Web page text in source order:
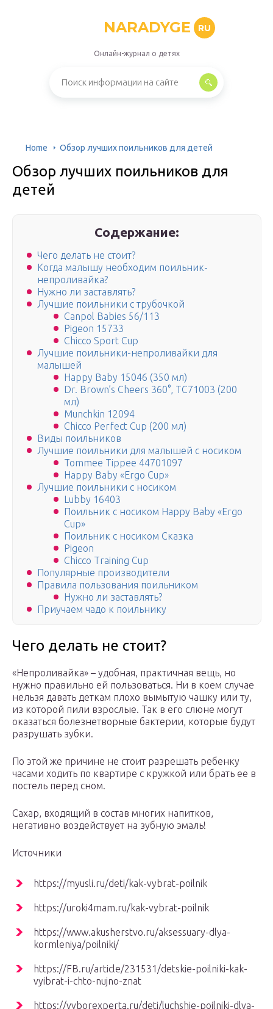
NARADYGE RU
Онлайн-журнал о детях
Home Обзор лучших поильников для детей
Обзор лучших поильников для
детей
Содержание:
Чего делать не стоит?
Когда малышу необходим поильник-
непроливайка?
Нужно ли заставлять?
Лучшие поильники с трубочкой
Canpol Babies 56/113
Pigeon 15733
Chicco Sport Cup
Лучшие поильники-непроливайки для
малышей
Happy Baby 15046 (350 мл)
Dr. Brown’s Cheers 360°, TC71003 (200
мл)
Munchkin 12094
Chicco Perfect Cup (200 мл)
Виды поильников
Лучшие поильники для малышей с носиком
Tommee Tippee 44701097
Happy Baby «Ergo Cup»
Лучшие поильники с носиком
Lubby 16403
Поильник с носиком Happy Baby «Ergo
Cup»
Поильник с носиком Сказка
Pigeon
Chicco Training Cup
Популярные производители
Правила пользования поильником
Нужно ли заставлять?
Приучаем чадо к поильнику
Чего делать не стоит?
«Непроливайка» – удобная, практичная вещь, но
нужно правильно ей пользоваться. Ни в коем случае
нельзя давать деткам плохо вымытую чашку или ту,
из которой пили взрослые. Так в его слюне могут
оказаться болезнетворные бактерии, которые будут
разрушать зубки.
По этой же причине не стоит разрешать ребенку
часами ходить по квартире с кружкой или брать ее в
постель перед сном.
Сахар, входящий в состав многих напитков,
негативно воздействует на зубную эмаль!
Источники
https://myusli.ru/deti/kak-vybrat-poilnik
https://uroki4mam.ru/kak-vybrat-poilnik
https://www.akusherstvo.ru/aksessuary-dlya-
kormleniya/poilniki/
https://FB.ru/article/231531/detskie-poilniki-kak-
vyibrat-i-chto-nujno-znat
https://vyborexperta.ru/deti/luchshie-poilniki-dlya-